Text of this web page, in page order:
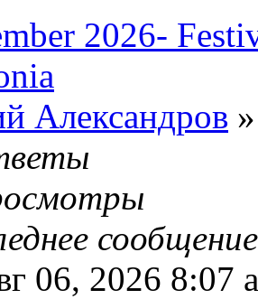
2026-
Александров
06, 2026 8:07